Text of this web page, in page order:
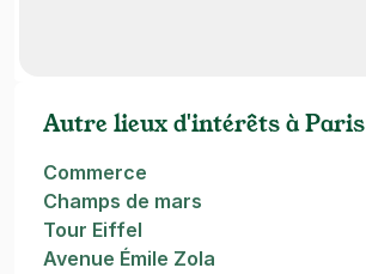
Autre lieux d'intérêts à Paris
Commerce
Champs de mars
Tour Eiffel
Avenue Émile Zola